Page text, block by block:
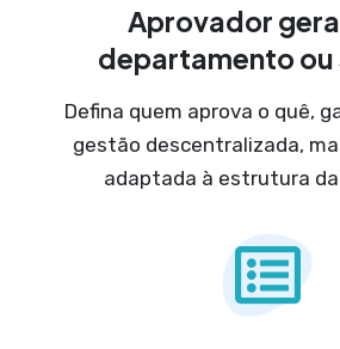
Aprovador
departamento ou
Defina quem aprova o quê,
gestão descentralizada,
adaptada à estrutura